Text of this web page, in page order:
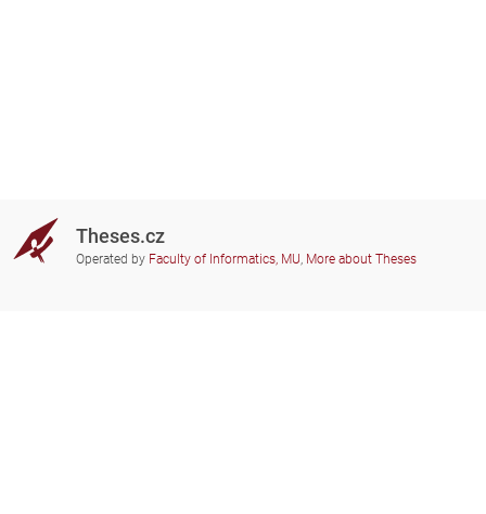
Theses.cz
Operated by Faculty of Informatics, MU, More about Theses